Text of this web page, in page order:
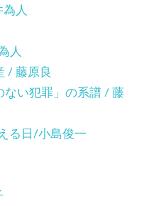
人
人
/ 藤原良
い犯罪」の系譜 / 藤
る日/小島俊一